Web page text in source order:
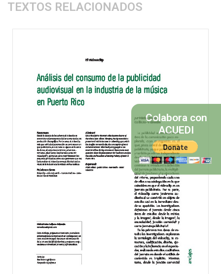
TEXTOS RELACIONADOS
Colabora con
ACUEDI